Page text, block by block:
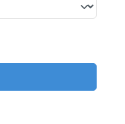
Wert ein